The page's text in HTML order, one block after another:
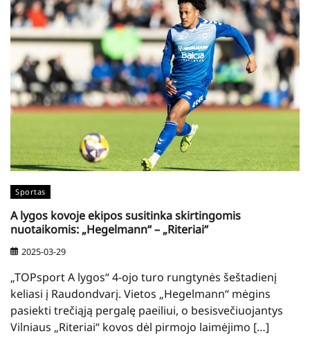
Sportas
A lygos kovoje ekipos susitinka skirtingomis
nuotaikomis: „Hegelmann“ – „Riteriai“
2025-03-29
„TOPsport A lygos“ 4-ojo turo rungtynės šeštadienį
keliasi į Raudondvarį. Vietos „Hegelmann“ mėgins
pasiekti trečiąją pergalę paeiliui, o besisvečiuojantys
Vilniaus „Riteriai“ kovos dėl pirmojo laimėjimo […]